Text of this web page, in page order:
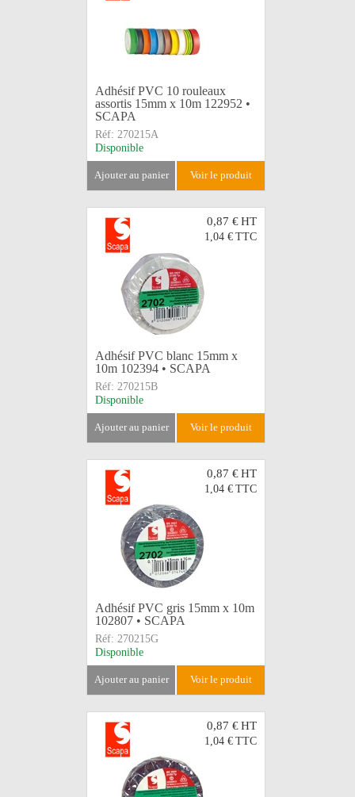
Adhésif PVC 10 rouleaux
assortis 15mm x 10m 122952 •
SCAPA
Réf: 270215A
Disponible
ajouter au panier voir le produit
0,87 €HT
1,04 € TTC
Adhésif PVC blanc 15mm x
10m 102394 • SCAPA
Réf: 270215B
Disponible
ajouter au panier voir le produit
0,87 €HT
1,04 € TTC
Adhésif PVC gris 15mm x 10m
102807 • SCAPA
Réf: 270215G
Disponible
ajouter au panier voir le produit
0,87 €HT
1,04 € TTC